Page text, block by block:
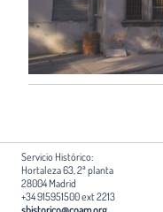
Servicio Histórico:
Hortaleza 63, 2ª planta
28004 Madrid
+34 915951500 ext 2213